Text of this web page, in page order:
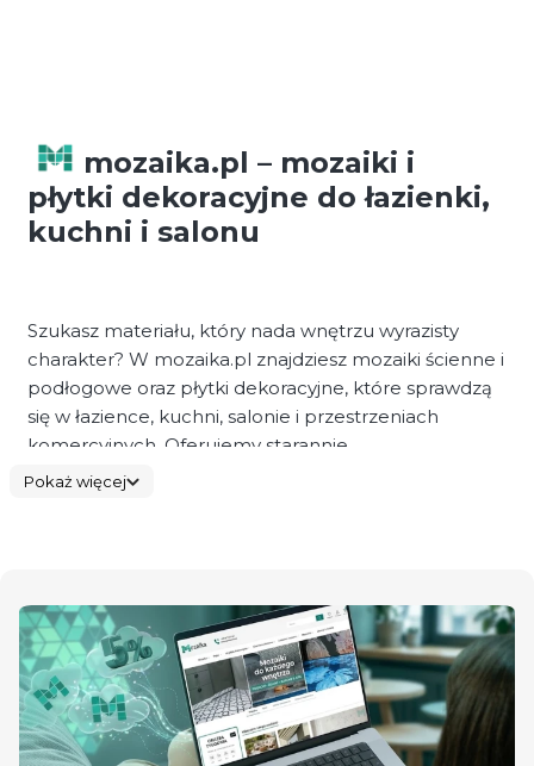
mozaika.pl – mozaiki i
płytki dekoracyjne do łazienki,
kuchni i salonu
Szukasz materiału, który nada wnętrzu wyrazisty
charakter? W mozaika.pl znajdziesz mozaiki ścienne i
podłogowe oraz płytki dekoracyjne, które sprawdzą
się w łazience, kuchni, salonie i przestrzeniach
komercyjnych. Oferujemy starannie
wyselekcjonowane kolekcje łączące design z
modele przeznaczone na podłogę. To rozwiązania
odporne na wilgoć, łatwe w utrzymaniu i
dopracowane technologicznie.
Pokaż więcej